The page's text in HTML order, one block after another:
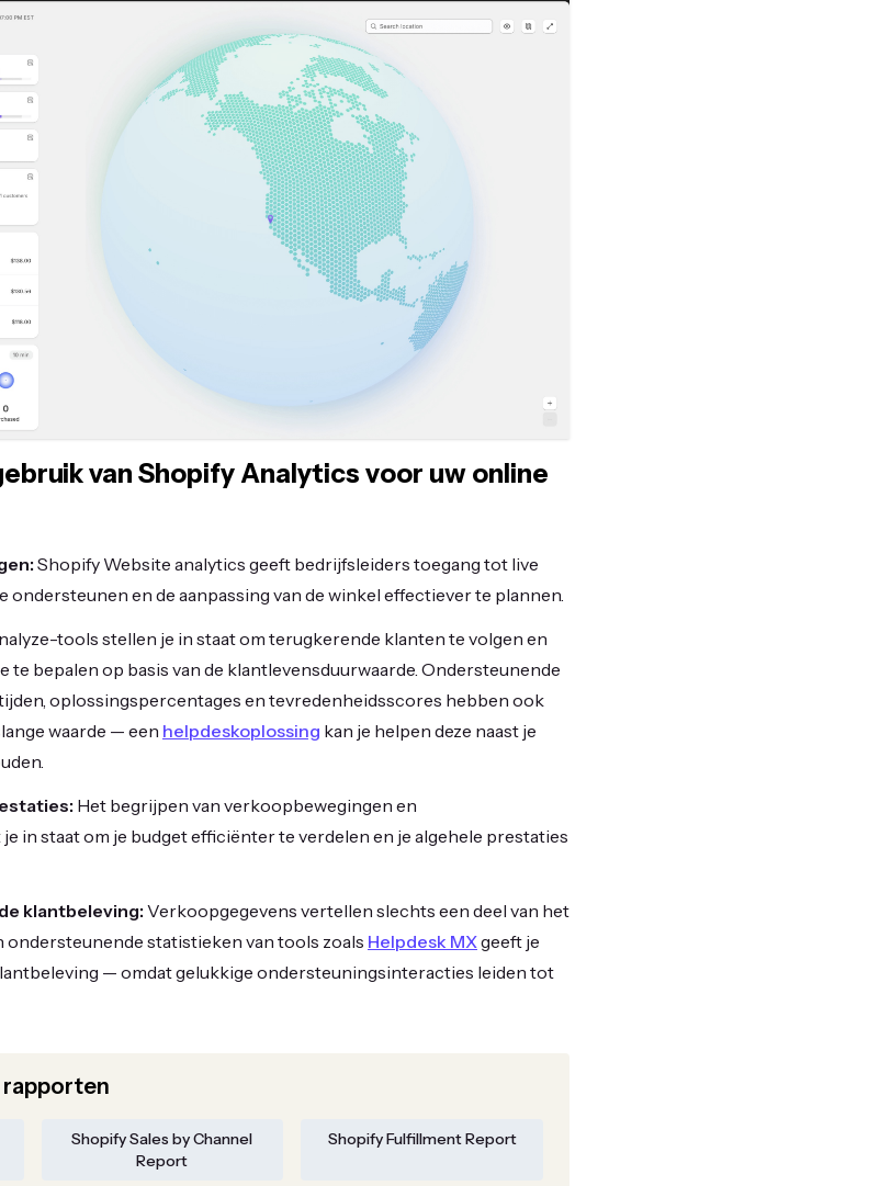
van Shopify Analytics voor uw online
Shopify Website analytics geeft bedrijfsleiders toegang tot live
ondersteunen en de aanpassing van de winkel effectiever te plannen.
tools stellen je in staat om terugkerende klanten te volgen en
te bepalen op basis van de klantlevensduurwaarde. Ondersteunende
oplossingspercentages en tevredenheidsscores hebben ook
waarde — een helpdeskoplossing kan je helpen deze naast je
Het begrijpen van verkoopbewegingen en
in staat om je budget efficiënter te verdelen en je algehele prestaties
klantbeleving:Verkoopgegevens vertellen slechts een deel van het
ondersteunende statistieken van tools zoals Helpdesk MXgeeft je
— omdat gelukkige ondersteuningsinteracties leiden tot
Shopify Sales by Channel
Report
Shopify Fulfillment Report